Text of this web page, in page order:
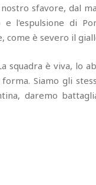
sfavore, dal
l'espulsione di
è severo il
squadra è viva, lo
Siamo gli
daremo